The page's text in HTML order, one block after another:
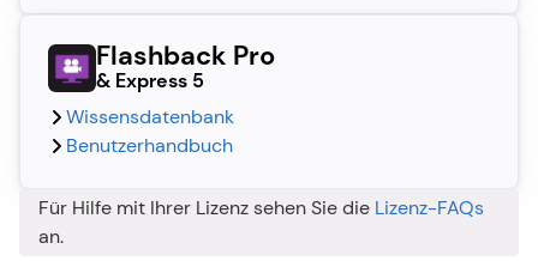
Flashback Pro
& Express 5
Wissensdatenbank
Benutzerhandbuch
Für Hilfe mit Ihrer Lizenz sehen Sie die Lizenz-FAQs
an.